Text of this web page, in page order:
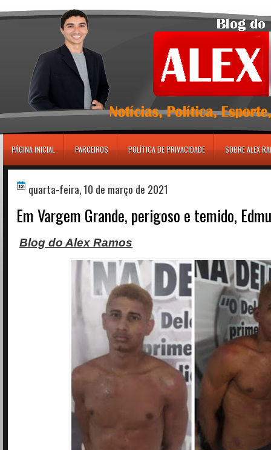
PÁGINA INICIAL PARCEIROS POLÍTICA DE PRIVACIDADE SOBRE ALEX
quarta-feira, 10 de março de 2021
Em Vargem Grande, perigoso e temido,
Blog do Alex Ramos